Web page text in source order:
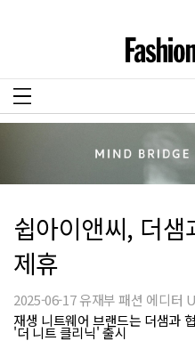
쉽아이앤씨, 더
제휴
2025-06-17 유재부 패션 에디터
재생 니트웨어 브랜드는 더샘과
'더 니트 클리닉' 출시